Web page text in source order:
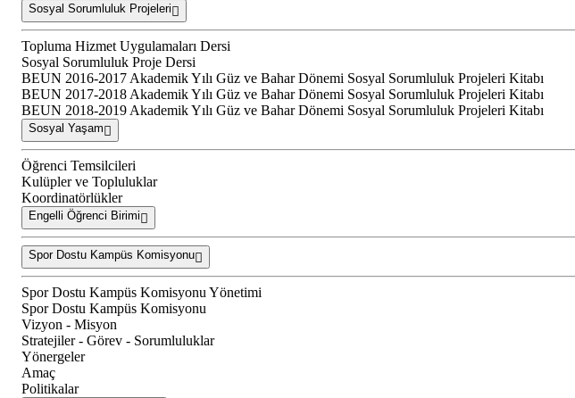
Sosyal Sorumluluk Projeleri
Topluma Hizmet Uygulamaları Dersi
Sosyal Sorumluluk Proje Dersi
BEUN 2016-2017 Akademik Yılı Güz ve Bahar Dönemi Sosyal Sorumluluk Projeleri Kitabı
BEUN 2017-2018 Akademik Yılı Güz ve Bahar Dönemi Sosyal Sorumluluk Projeleri Kitabı
BEUN 2018-2019 Akademik Yılı Güz ve Bahar Dönemi Sosyal Sorumluluk Projeleri Kitabı
Sosyal Yaşam
Öğrenci Temsilcileri
Kulüpler ve Topluluklar
Koordinatörlükler
Engelli Öğrenci Birimi
Spor Dostu Kampüs Komisyonu
Spor Dostu Kampüs Komisyonu Yönetimi
Spor Dostu Kampüs Komisyonu
Vizyon - Misyon
Stratejiler - Görev - Sorumluluklar
Yönergeler
Amaç
Politikalar